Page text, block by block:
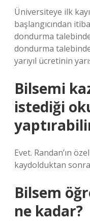
Üniversiteye ilk kayıt
başlangıcından
dondurma
dondurma
yarıyıl ücretinin
Bilsemi
istediği
Evet. Randan’ın
kaydolduktan
Bilsem
ne kadar?